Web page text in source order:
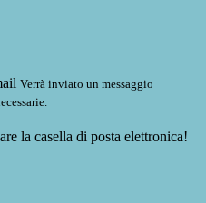
Verrà inviato un messaggio
la casella di posta elettronica!